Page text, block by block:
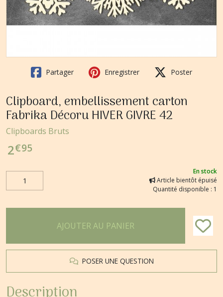
Partager Enregistrer Poster
Clipboard, embellissement carton
Fabrika Décoru HIVER GIVRE 42
Clipboards Bruts
2€95
En stock
Article bientôt épuisé
Quantité disponible : 1
AJOUTER AU PANIER
POSER UNE QUESTION